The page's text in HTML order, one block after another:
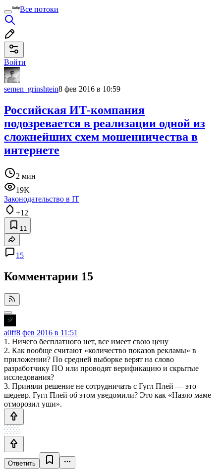
Все потоки
Войти
semen_grinshtein8 фев 2016 в 10:59
Российская ИТ-компания
подозревается в реализации одной из
сложнейших схем мошенничества в
интернете
2 мин
19K
Законодательство в IT
+12
11
15
Комментарии 15
a0ff8 фев 2016 в 11:51
1. Ничего бесплатного нет, все имеет свою цену
2. Как вообще считают «количество показов рекламы» в
приложении? По средней выборке верят на слово
разработчику ПО или проводят верификацию и скрытые
исследования?
3. Приняли решение не сотрудничать с Гугл Плей — это
шедевр. Гугл Плей об этом уведомили? Это как «Назло маме
отморозил уши».
Ответить